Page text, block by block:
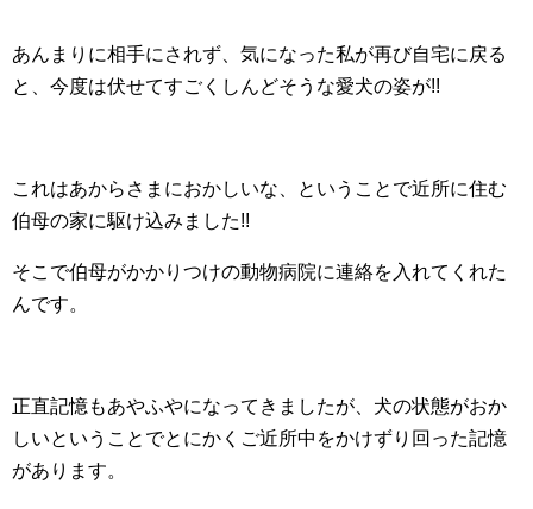
あんまりに相手にされず、気になった私が再び自宅に戻る
と、今度は伏せてすごくしんどそうな愛犬の姿が!!
これはあからさまにおかしいな、ということで近所に住む
伯母の家に駆け込みました!!
そこで伯母がかかりつけの動物病院に連絡を入れてくれた
んです。
正直記憶もあやふやになってきましたが、犬の状態がおか
しいということでとにかくご近所中をかけずり回った記憶
があります。